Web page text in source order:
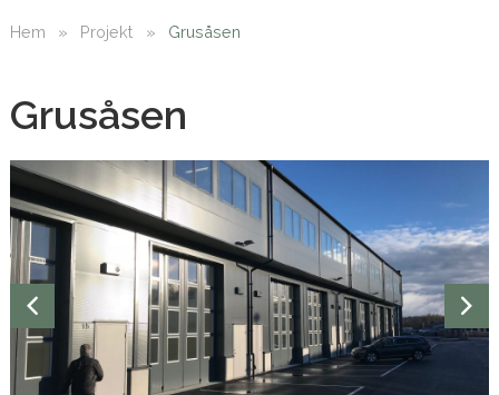
Hem » Projekt » Grusåsen
Grusåsen